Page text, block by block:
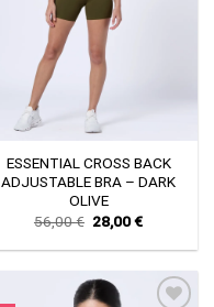
ESSENTIAL CROSS BACK
ADJUSTABLE BRA – DARK
OLIVE
56,00€ Original
price
was:
28,00€Current
is: